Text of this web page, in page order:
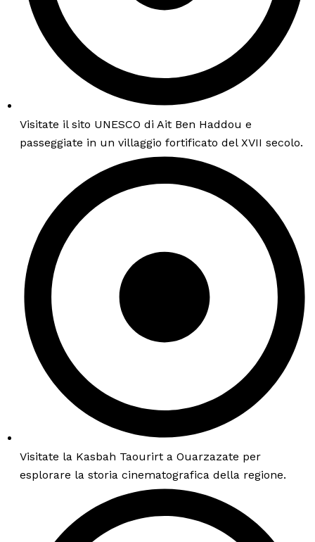
Visitate il sito UNESCO di Ait Ben Haddou e
passeggiate in un villaggio fortificato del XVII secolo.
Visitate la Kasbah Taourirt a Ouarzazate per
esplorare la storia cinematografica della regione.